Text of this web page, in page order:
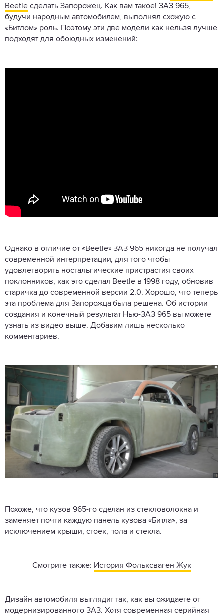
Beetle сделать Запорожец. Как вам такое! ЗАЗ 965,
будучи народным автомобилем, выполнял схожую с
«Битлом» роль. Поэтому эти две модели как нельзя лучше
подходят для обоюдных изменений:
Однако в отличие от «Beetle» ЗАЗ 965 никогда не получал
современной интерпретации, для того чтобы
удовлетворить ностальгические пристрастия своих
поклонников, как это сделал Beetle в 1998 году, обновив
старичка до современной версии 2.0. Хорошо, что теперь
эта проблема для Запорожца была решена. Об истории
создания и конечный результат Нью-ЗАЗ 965 вы можете
узнать из видео выше. Добавим лишь несколько
комментариев.
Похоже, что кузов 965-го сделан из стекловолокна и
заменяет почти каждую панель кузова «Битла», за
исключением крыши, стоек, пола и стекла.
Смотрите также: История Фольксваген Жук
Дизайн автомобиля выглядит так, как вы ожидаете от
модернизированного ЗАЗ. Хотя современная серийная